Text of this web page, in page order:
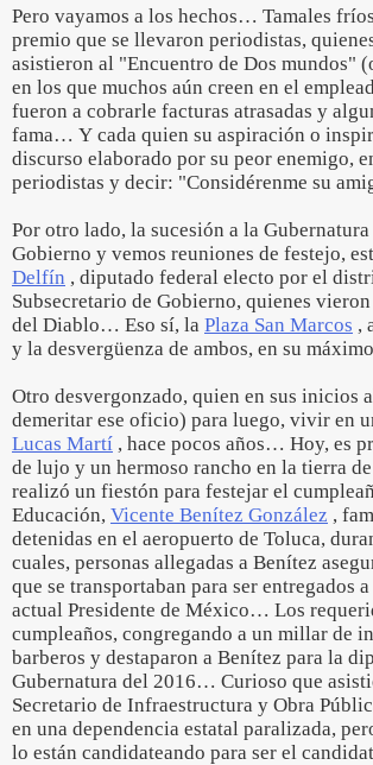
Pero vayamos a los hechos… Tamales
premio que se llevaron periodistas,
asistieron al "Encuentro de Dos mundos"
en los que muchos aún creen en el
fueron a cobrarle facturas atrasadas y
fama… Y cada quien su aspiración o
discurso elaborado por su peor enemigo,
periodistas y decir: "Considérenme su
Por otro lado, la sucesión a la
Gobierno y vemos reuniones de festejo,
Delfín , diputado federal electo por el
Subsecretario de Gobierno, quienes
del Diablo… Eso sí, la Plaza San Marcos ,
y la desvergüenza de ambos, en su
Otro desvergonzado, quien en sus inicios
demeritar ese oficio) para luego, vivir en
Lucas Martí , hace pocos años… Hoy, es
de lujo y un hermoso rancho en la tierra
realizó un fiestón para festejar el
Educación, Vicente Benítez González ,
detenidas en el aeropuerto de Toluca,
cuales, personas allegadas a Benítez
que se transportaban para ser entregados
actual Presidente de México… Los
cumpleaños, congregando a un millar de
barberos y destaparon a Benítez para la
Gubernatura del 2016… Curioso que
Secretario de Infraestructura y Obra
en una dependencia estatal paralizada,
lo están candidateando para ser el